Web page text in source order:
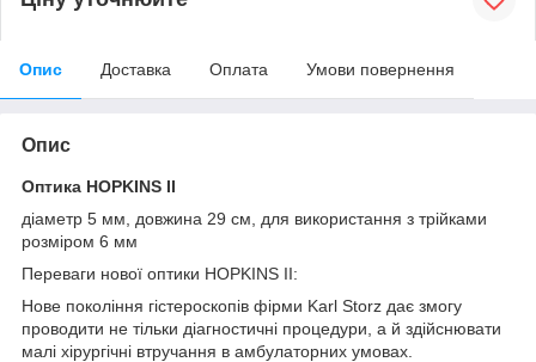
Опис Доставка Оплата Умови повернення
Опис
Оптика HOPKINS II
діаметр 5 мм, довжина 29 см, для використання з трійками
розміром 6 мм
Переваги нової оптики HOPKINS II:
Нове покоління гістероскопів фірми Karl Storz дає змогу
проводити не тільки діагностичні процедури, а й здійснювати
малі хірургічні втручання в амбулаторних умовах.